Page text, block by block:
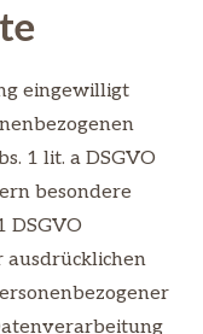
eingewilligt
1 lit. a DSGVO
besondere
DSGVO
ausdrücklichen